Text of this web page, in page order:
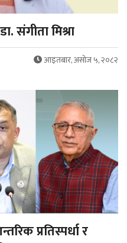
संगीता मिश्रा
आइतबार, असोज ५, २०८२
प्रतिस्पर्धा र